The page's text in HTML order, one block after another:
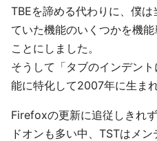
TBEを諦める代わりに、僕
ていた機能のいくつかを機
ことにしました。
そうして「タブのインデン
能に特化して2007年に生ま
Firefoxの更新に追従しきれ
ドオンも多い中、TSTはメ